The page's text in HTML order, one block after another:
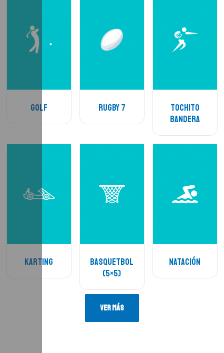
Golf Rugby 7
Tochito
Bandera
Karting
Basquetbol
(5×5)
Natación
Ver Más